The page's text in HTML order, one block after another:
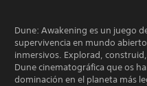
Dune: Awakening es un juego
supervivencia en mundo
inmersivos. Explorad,
Dune cinematográfica que os
dominación en el planeta más